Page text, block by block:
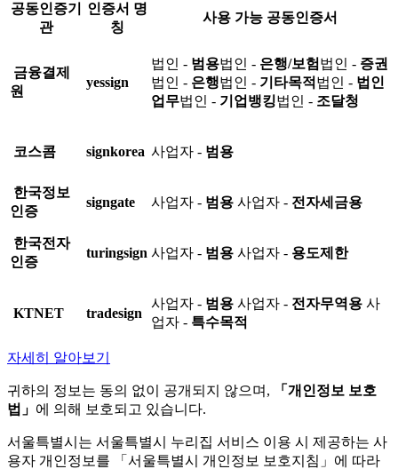
공동인증기
관
인증서 명
칭
사용 가능 공동인증서
금융결제
원
yessign
법인 - 범용법인 - 은행/보험 법인 - 증권
법인 - 은행법인 - 기타목적 법인 - 법인
업무법인 - 기업뱅킹법인 - 조달청
코스콤 signkorea 사업자 - 범용
한국정보
인증
signgate 사업자 - 범용 사업자 - 전자세금용
한국전자
인증
turingsign 사업자 - 범용 사업자 - 용도제한
KTNET tradesign
사업자 - 범용 사업자 - 전자무역용 사
업자 - 특수목적
자세히 알아보기
귀하의 정보는 동의 없이 공개되지 않으며,
「개인정보 보호
법」 에 의해 보호되고 있습니다.
서울특별시는 서울특별시 누리집 서비스 이용 시 제공하는 사
용자 개인정보를 「서울특별시 개인정보 보호지침」에 따라